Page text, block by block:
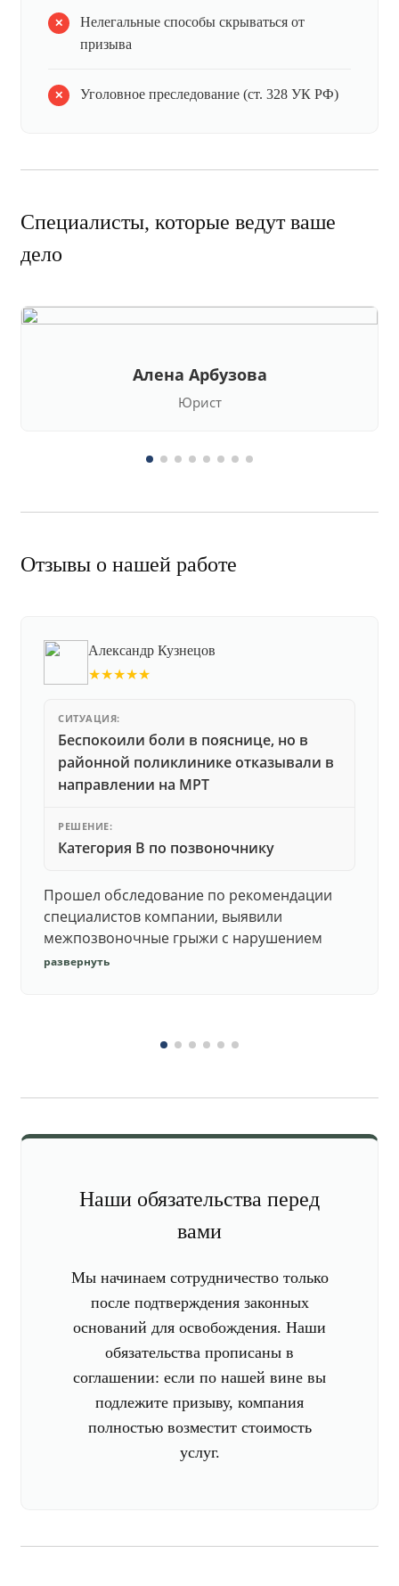
Нелегальные способы скрываться от
призыва
Уголовное преследование (ст. 328 УК РФ)
Специалисты, которые ведут ваше
дело
Алена Арбузова
Юрист
Отзывы о нашей работе
Александр Кузнецов
★★★★★
СИТУАЦИЯ:
Беспокоили боли в пояснице, но в
районной поликлинике отказывали в
направлении на МРТ
РЕШЕНИЕ:
Категория В по позвоночнику
Прошел обследование по рекомендации
специалистов компании, выявили
межпозвоночные грыжи с нарушением
функций. Юристы подготовили документы,
развернуть
Наши обязательства перед
вами
Мы начинаем сотрудничество только
после подтверждения законных
оснований для освобождения. Наши
обязательства прописаны в
соглашении: если по нашей вине вы
подлежите призыву, компания
полностью возместит стоимость
услуг.